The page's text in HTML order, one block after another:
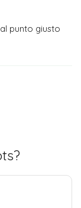
punto giusto